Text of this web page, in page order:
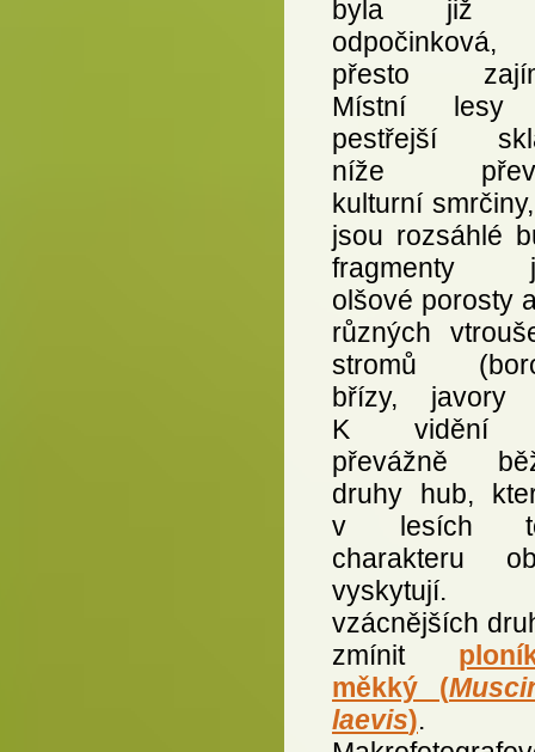
byla již
přesto
Místní lesy
pestřejší
níže
kulturní
jsou rozsáhlé
fragmenty
olšové porosty
různých
stromů
břízy, javory
K vidění
převážně
druhy hub,
v lesích
charakteru
vzácnějších
zmínit
měkký (
laevis).